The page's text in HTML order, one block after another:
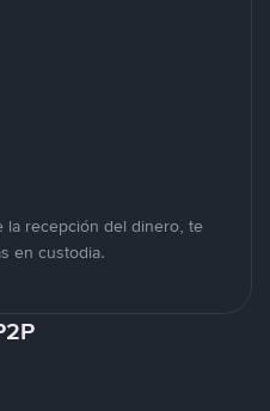
la recepción del dinero, te
en custodia.